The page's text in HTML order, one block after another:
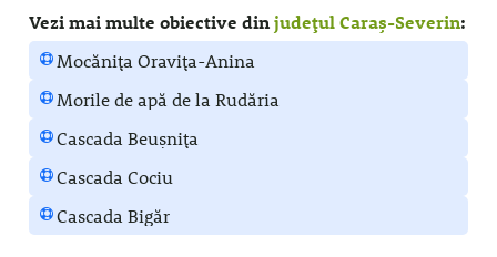
Vezi mai multe obiective dinjudețul Caraș-Severin:
Mocănița Oravița-Anina
Morile de apă de la Rudăria
Cascada Beușnița
Cascada Cociu
Cascada Bigăr